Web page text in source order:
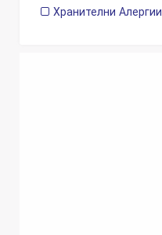
Хранителни Алергии